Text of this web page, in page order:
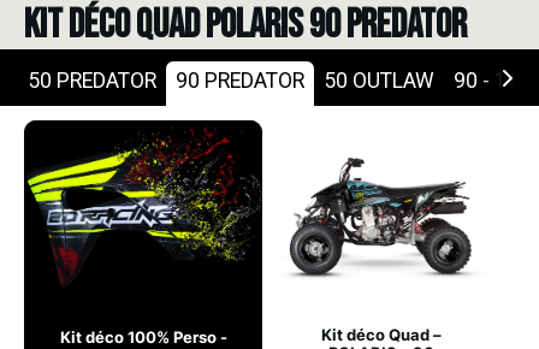
Kit déco Quad Polaris 90 PREDATOR
50 PREDATOR 90 PREDATOR 50 OUTLAW 90 - 110
Kit déco 100% Perso -
Kit déco Quad –